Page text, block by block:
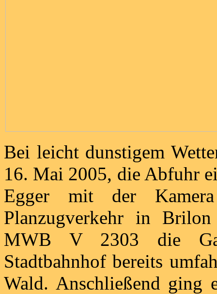
Bei leicht dunstigem
16. Mai 2005, die Abfuhr
Egger mit der
Planzugverkehr in
MWB V 2303 die
Stadtbahnhof bereits
Wald. Anschließend ging